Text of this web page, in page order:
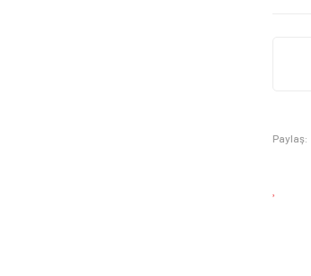
Paylaş: